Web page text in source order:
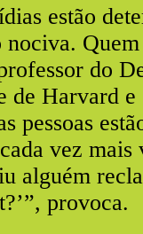
estão
do
de Harvard e
pessoas
vez
alguém
provoca.